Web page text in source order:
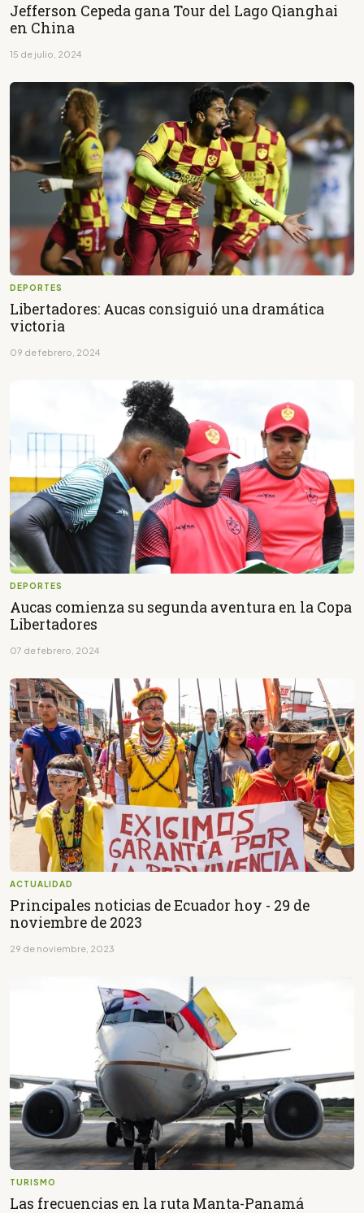
Jefferson Cepeda gana Tour del Lago Qianghai
en China
15 de julio, 2024
DEPORTES
Libertadores: Aucas consiguió una dramática
victoria
09 de febrero, 2024
DEPORTES
Aucas comienza su segunda aventura en la Copa
Libertadores
07 de febrero, 2024
ACTUALIDAD
Principales noticias de Ecuador hoy - 29 de
noviembre de 2023
29 de noviembre, 2023
TURISMO
Las frecuencias en la ruta Manta-Panamá